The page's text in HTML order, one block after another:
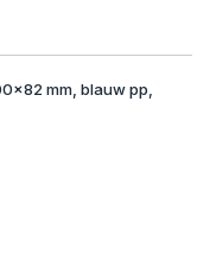
mm, blauw pp,